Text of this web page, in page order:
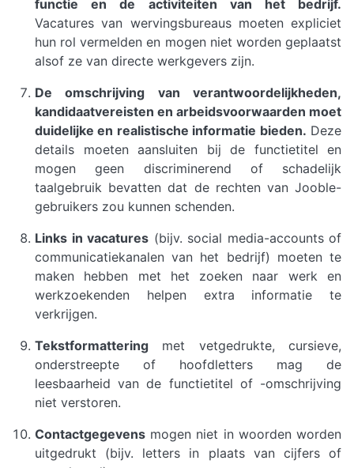
functie en de activiteiten van het bedrijf.
Vacatures van wervingsbureaus moeten expliciet
hun rol vermelden en mogen niet worden geplaatst
alsof ze van directe werkgevers zijn.
De omschrijving van verantwoordelijkheden,
kandidaatvereisten en arbeidsvoorwaarden moet
duidelijke en realistische informatie bieden. Deze
details moeten aansluiten bij de functietitel en
mogen geen discriminerend of schadelijk
taalgebruik bevatten dat de rechten van Jooble-
gebruikers zou kunnen schenden.
Links in vacatures (bijv. social media-accounts of
communicatiekanalen van het bedrijf) moeten te
maken hebben met het zoeken naar werk en
werkzoekenden helpen extra informatie te
verkrijgen.
Tekstformattering met vetgedrukte, cursieve,
onderstreepte of hoofdletters mag de
leesbaarheid van de functietitel of -omschrijving
niet verstoren.
Contactgegevens mogen niet in woorden worden
uitgedrukt (bijv. letters in plaats van cijfers of